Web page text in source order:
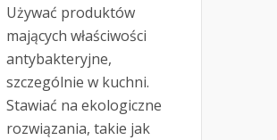
Używać produktów
mających właściwości
antybakteryjne,
szczególnie w kuchni.
Stawiać na ekologiczne
rozwiązania, takie jak